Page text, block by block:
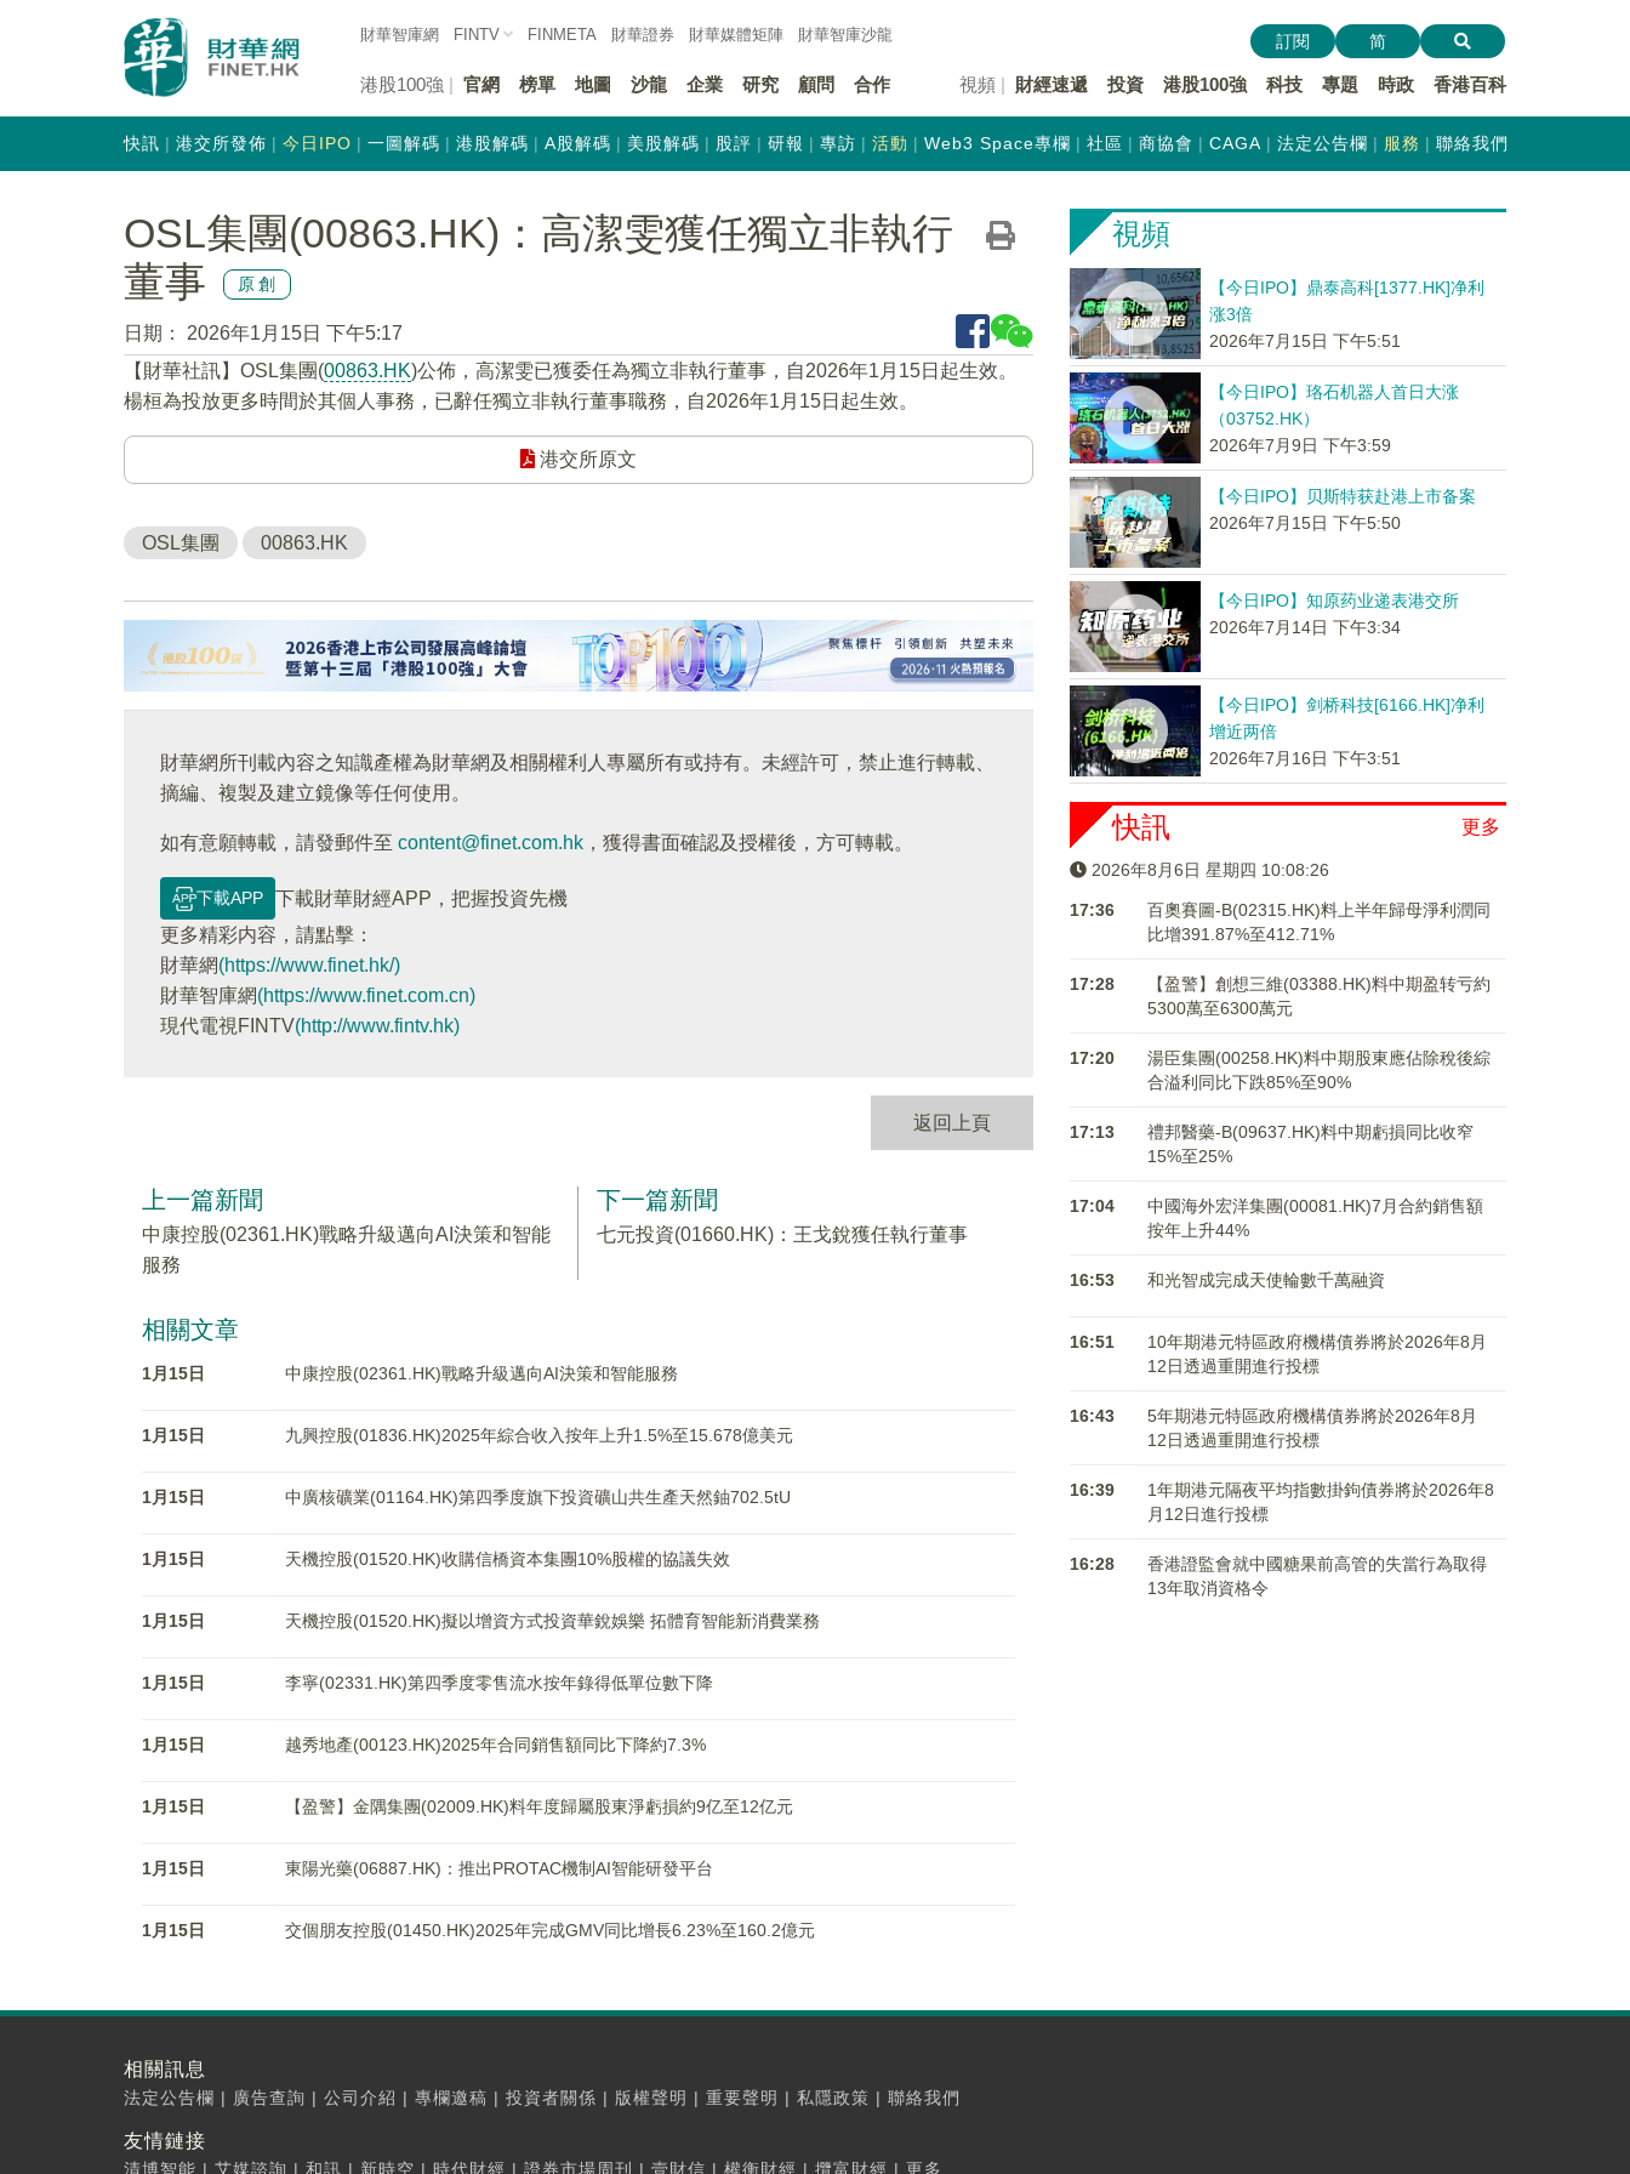
財華智庫網 FINTV FINMETA 財華證券 財華媒體矩陣 財華智庫沙龍
港股100強 官網 榜單 地圖 沙龍 企業 研究 顧問 合作 視頻 財經速遞 投資 港股100強 科技 專題 時政 香港百科
訂閱 简
快訊 港交所發佈 今日IPO 一圖解碼 港股解碼 A股解碼 美股解碼 股評 研報 專訪 活動 Web3 Space專欄 社區 商協會 CAGA 法定公告欄 服務 聯絡我們
OSL集團(00863.HK)：高潔雯獲任獨立非執行
董事
原創
日期：
2026年1月15日 下午5:17
【財華社訊】OSL集團(00863.HK)公佈，高潔雯已獲委任為獨立非執行董事，自2026年1月15日起生效。
楊桓為投放更多時間於其個人事務，已辭任獨立非執行董事職務，自2026年1月15日起生效。
港交所原文
OSL集團 00863.HK
財華網所刊載內容之知識產權為財華網及相關權利人專屬所有或持有。未經許可，禁止進行轉載、
摘編、複製及建立鏡像等任何使用。
如有意願轉載，請發郵件至 content@finet.com.hk ，獲得書面確認及授權後，方可轉載。
下載APP
下載財華財經APP，把握投資先機
更多精彩内容，請點擊：
財華網(https://www.finet.hk/)
財華智庫網(https://www.finet.com.cn)
現代電視FINTV(http://www.fintv.hk)
返回上頁
上一篇新聞
中康控股(02361.HK)戰略升級邁向AI決策和智能
服務
下一篇新聞
七元投資(01660.HK)：王戈銳獲任執行董事
相關文章
1月15日 中康控股(02361.HK)戰略升級邁向AI決策和智能服務
1月15日 九興控股(01836.HK)2025年綜合收入按年上升1.5%至15.678億美元
1月15日 中廣核礦業(01164.HK)第四季度旗下投資礦山共生產天然鈾702.5tU
1月15日 天機控股(01520.HK)收購信橋資本集團10%股權的協議失效
1月15日 天機控股(01520.HK)擬以增資方式投資華銳娛樂 拓體育智能新消費業務
1月15日 李寧(02331.HK)第四季度零售流水按年錄得低單位數下降
1月15日 越秀地產(00123.HK)2025年合同銷售額同比下降約7.3%
1月15日 【盈警】金隅集團(02009.HK)料年度歸屬股東淨虧損約9亿至12亿元
1月15日 東陽光藥(06887.HK)：推出PROTAC機制AI智能研發平台
1月15日 交個朋友控股(01450.HK)2025年完成GMV同比增長6.23%至160.2億元
視頻
【今日IPO】鼎泰高科[1377.HK]净利
涨3倍
2026年7月15日 下午5:51
【今日IPO】珞石机器人首日大涨
（03752.HK）
2026年7月9日 下午3:59
【今日IPO】贝斯特获赴港上市备案
2026年7月15日 下午5:50
【今日IPO】知原药业递表港交所
2026年7月14日 下午3:34
【今日IPO】剑桥科技[6166.HK]净利
增近两倍
2026年7月16日 下午3:51
更多
快訊
2026年8月6日 星期四 10:08:26
17:36
百奧賽圖-B(02315.HK)料上半年歸母淨利潤同
比增391.87%至412.71%
17:28
【盈警】創想三維(03388.HK)料中期盈转亏約
5300萬至6300萬元
17:20
湯臣集團(00258.HK)料中期股東應佔除稅後綜
合溢利同比下跌85%至90%
17:13
禮邦醫藥-B(09637.HK)料中期虧損同比收窄
15%至25%
17:04
中國海外宏洋集團(00081.HK)7月合約銷售額
按年上升44%
16:53 和光智成完成天使輪數千萬融資
16:51
10年期港元特區政府機構債券將於2026年8月
12日透過重開進行投標
16:43
5年期港元特區政府機構債券將於2026年8月
12日透過重開進行投標
16:39
1年期港元隔夜平均指數掛鉤債券將於2026年8
月12日進行投標
16:28
香港證監會就中國糖果前高管的失當行為取得
13年取消資格令
相關訊息
法定公告欄 | 廣告查詢 | 公司介紹 | 專欄邀稿 | 投資者關係 | 版權聲明 | 重要聲明 | 私隱政策 | 聯絡我們
友情鏈接
清博智能 | 艾媒諮詢 | 和訊 | 新時空 | 時代財經 | 證券市場周刊 | 壹財信 | 權衡財經 | 攬富財經 | 更多...